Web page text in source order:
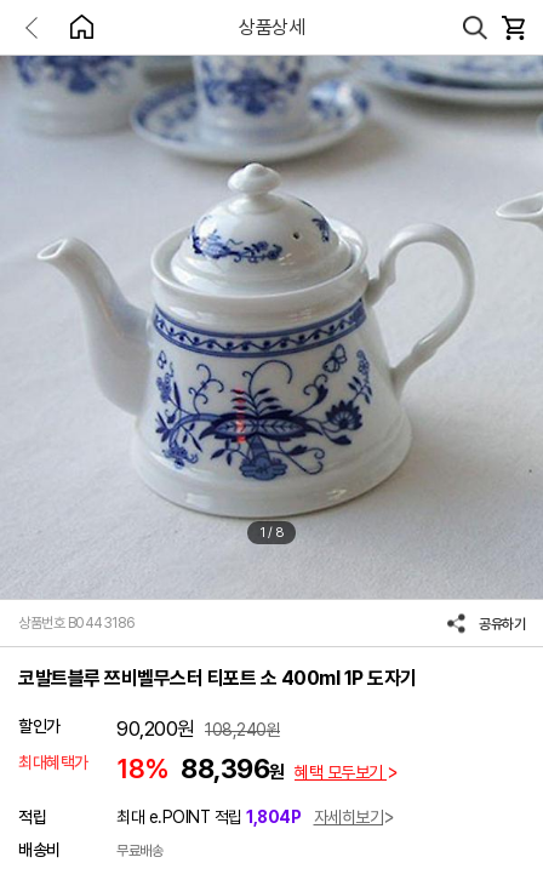
상품상세
1 / 8
상품번호 B0443186 공유하기
코발트블루 쯔비벨무스터 티포트 소 400ml 1P 도자기
할인가 90,200원 108,240원
최대혜택가
18% 88,396원 혜택 모두보기
적립 최대 e.POINT 적립 1,804P
자세히보기
배송비
무료배송